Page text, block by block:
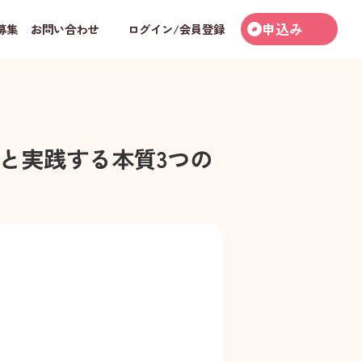
集 お問い合わせ ログイン/会員登録 申込み
実践する本質3つの